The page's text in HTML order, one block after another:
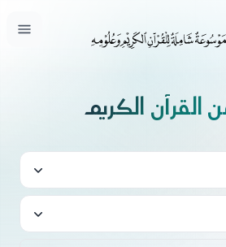
فتح
القرآن الكريم